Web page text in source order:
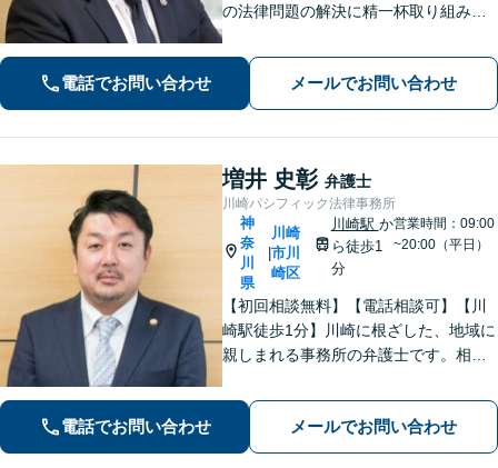
の法律問題の解決に精一杯取り組みま
ークの軽さに自信あり。費用の負担を
最小限にするよう努めています。【地
元密着】クチコミ・リピーター多数。
電話でお問い合わせ メールでお問い合わせ
増井 史彰 弁護士
川崎パシフィック法律事務所
神
奈
川
県
|
川崎
市川
崎区
川崎駅 か
ら徒歩1
分
営業時間：09:00
~20:00（平日）
【初回相談無料】【電話相談可】【川
崎駅徒歩1分】川崎に根ざした、地域に
親しまれる事務所の弁護士です。相
って対応致します。クチコミ・リピー
ターの方多数。お気軽にご相談くださ
い。
電話でお問い合わせ メールでお問い合わせ